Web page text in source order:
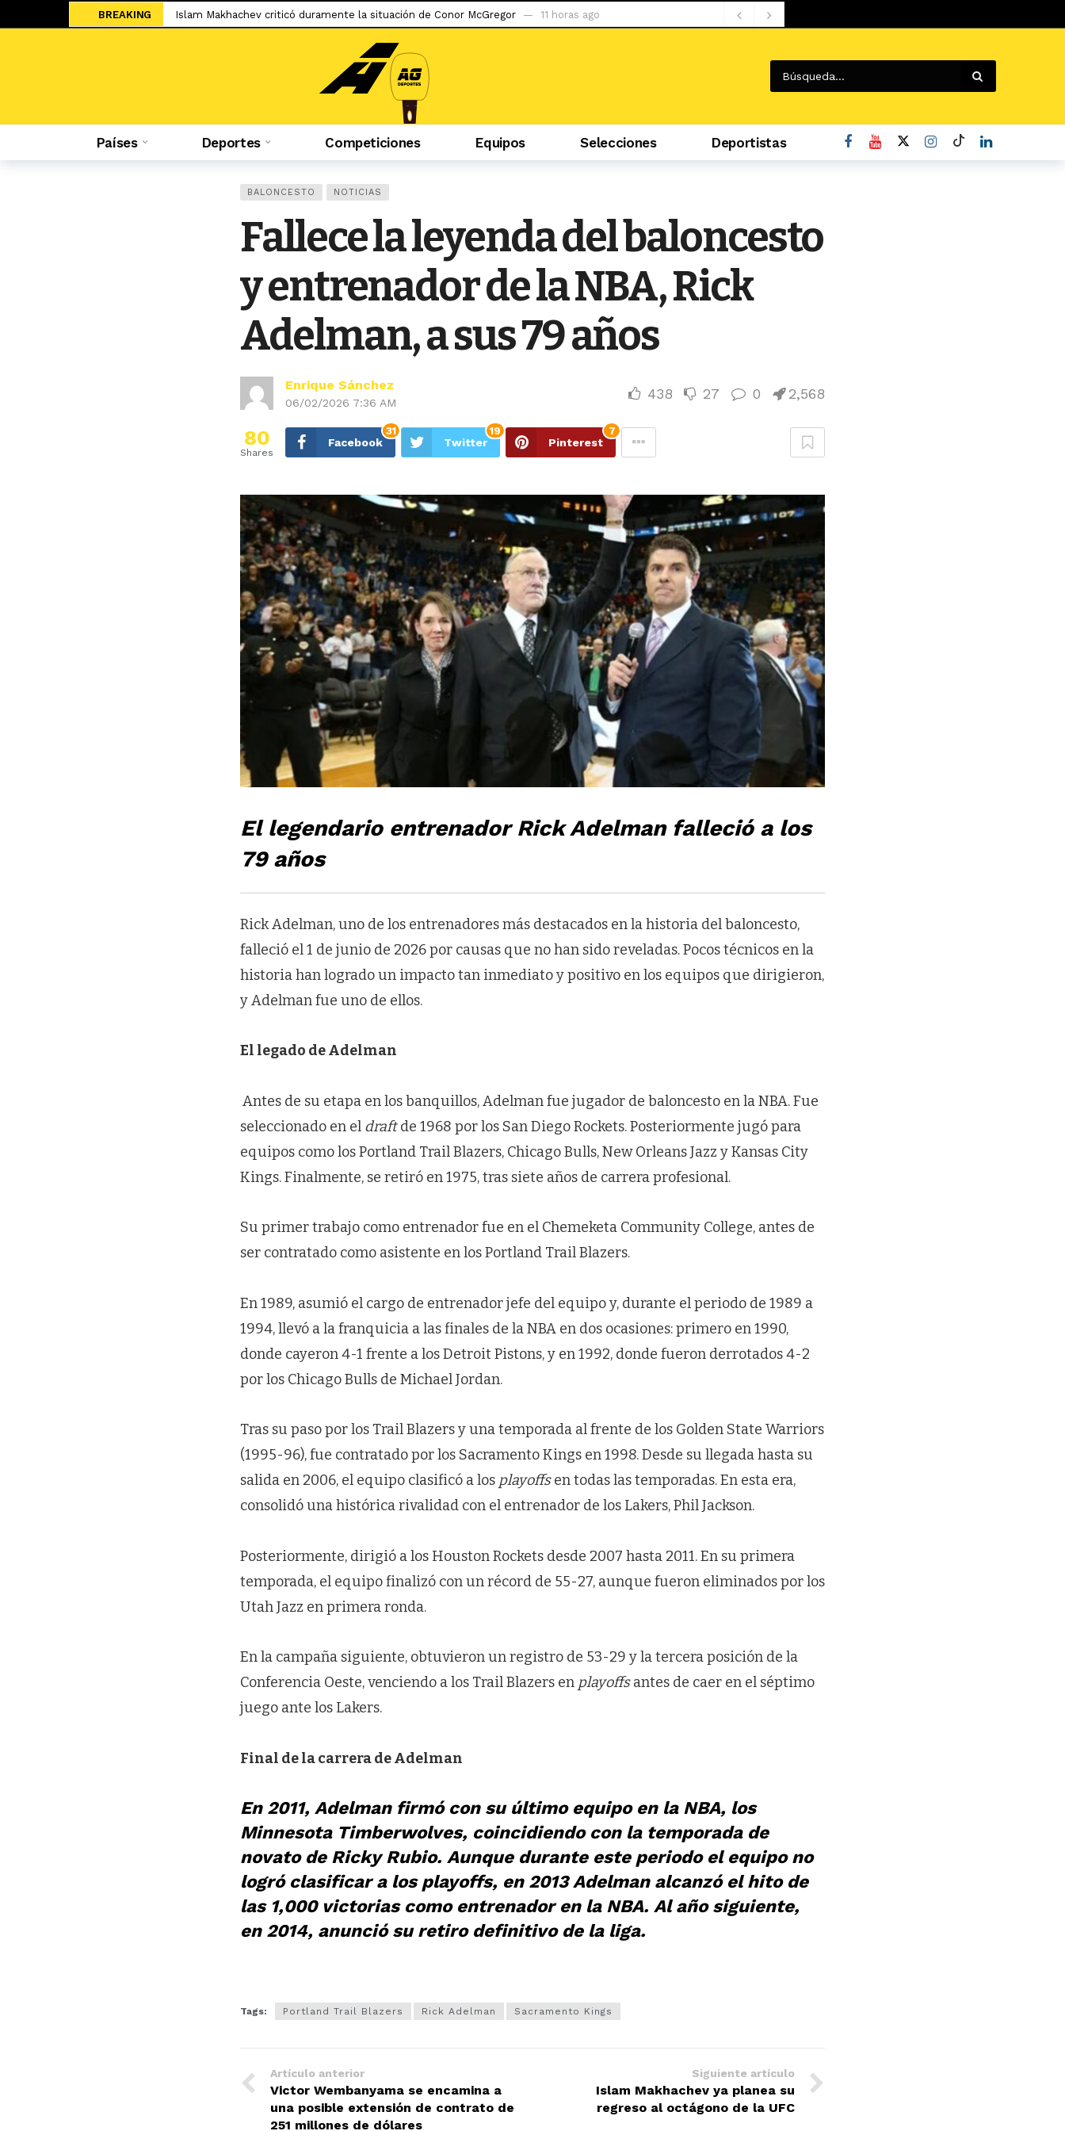
BREAKING Islam Makhachev criticó duramente la situación de Conor McGregor 11 horas ago
Salah ya tiene nuevo equipo: el Trabzonspor 1 día ago
El adiós de Nahuel Molina abre la puerta a la gran apuesta de Simeone
Miguel Trauco: «No creo que me reciban mal, la hinchada me tiene cariño»
Sporting Cristal: Colombiano Cuesta podría debutar en Liga 1 ante la ‘U’ 2 días ago
«No está bueno estar en un conteiner…»: uno de los marginados en River rompió el silencio
Mudryk vuelve a los terrenos de juego tras 2 años de sanción 2 días ago
Sale a la luz el cartel de WOW 32 Sevilla 10 horas ago
Países Deportes Competiciones Equipos Selecciones Deportistas
BALONCESTO NOTICIAS
Fallece la leyenda del baloncesto
y entrenador de la NBA, Rick
Adelman, a sus 79 años
Enrique Sánchez
06/02/2026 7:36 AM
438 27 0 2,568
80
Shares
Facebook
31
Twitter
19
Pinterest
7
El legendario entrenador Rick Adelman falleció a los
79 años
Rick Adelman, uno de los entrenadores más destacados en la historia del baloncesto,
falleció el 1 de junio de 2026 por causas que no han sido reveladas. Pocos técnicos en la
historia han logrado un impacto tan inmediato y positivo en los equipos que dirigieron,
y Adelman fue uno de ellos.
El legado de Adelman
Antes de su etapa en los banquillos, Adelman fue jugador de baloncesto en la NBA. Fue
seleccionado en el draftde 1968 por los San Diego Rockets. Posteriormente jugó para
equipos como los Portland Trail Blazers, Chicago Bulls, New Orleans Jazz y Kansas City
Kings. Finalmente, se retiró en 1975, tras siete años de carrera profesional.
Su primer trabajo como entrenador fue en el Chemeketa Community College, antes de
ser contratado como asistente en los Portland Trail Blazers.
En 1989, asumió el cargo de entrenador jefe del equipo y, durante el periodo de 1989 a
1994, llevó a la franquicia a las finales de la NBA en dos ocasiones: primero en 1990,
donde cayeron 4-1 frente a los Detroit Pistons, y en 1992, donde fueron derrotados 4-2
por los Chicago Bulls de Michael Jordan.
Tras su paso por los Trail Blazers y una temporada al frente de los Golden State Warriors
(1995-96), fue contratado por los Sacramento Kings en 1998. Desde su llegada hasta su
salida en 2006, el equipo clasificó a los playoffsen todas las temporadas. En esta era,
consolidó una histórica rivalidad con el entrenador de los Lakers, Phil Jackson.
Posteriormente, dirigió a los Houston Rockets desde 2007 hasta 2011. En su primera
temporada, el equipo finalizó con un récord de 55-27, aunque fueron eliminados por los
Utah Jazz en primera ronda.
En la campaña siguiente, obtuvieron un registro de 53-29 y la tercera posición de la
Conferencia Oeste, venciendo a los Trail Blazers en playoffsantes de caer en el séptimo
juego ante los Lakers.
Final de la carrera de Adelman
En 2011, Adelman firmó con su último equipo en la NBA, los
Minnesota Timberwolves, coincidiendo con la temporada de
novato de Ricky Rubio. Aunque durante este periodo el equipo no
logró clasificar a los playoffs, en 2013 Adelman alcanzó el hito de
las 1,000 victorias como entrenador en la NBA. Al año siguiente,
en 2014, anunció su retiro definitivo de la liga.
Tags: Portland Trail Blazers Rick Adelman Sacramento Kings
Artículo anterior
Victor Wembanyama se encamina a
una posible extensión de contrato de
251 millones de dólares
Siguiente artículo
Islam Makhachev ya planea su
regreso al octágono de la UFC